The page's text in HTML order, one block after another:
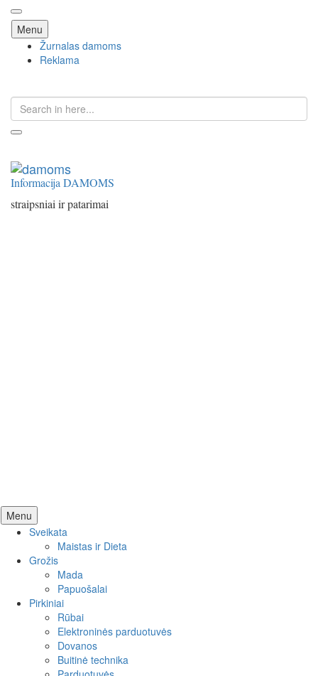
Menu Skip
to
content
Žurnalas damoms
Reklama
Search
for:
Informacija DAMOMS
straipsniai ir patarimai
Menu Skip
to
content
Sveikata
Maistas ir Dieta
Grožis
Mada
Papuošalai
Pirkiniai
Rūbai
Elektroninės parduotuvės
Dovanos
Buitinė technika